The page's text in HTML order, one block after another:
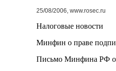
25/08/2006, www.rosec.ru
Налоговые новости
Минфин о праве
Письмо Минфина РФ